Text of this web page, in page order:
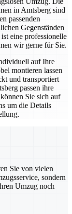
in Amtsberg sind
passenden
Gegenständen
eine professionelle
wir gerne für Sie.
auf Ihre
montieren lassen
und transportiert
passen ihre
Sie sich auf
um die Details
Sie von vielen
sondern
Umzug noch